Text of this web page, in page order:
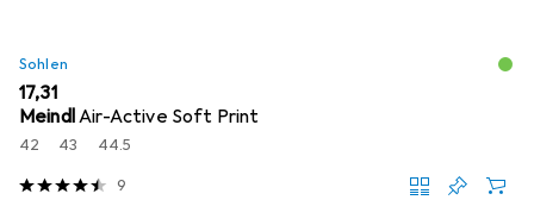
Sohlen
EUR
17,31
MeindlAir-Active Soft Print
42 43 44.5
9